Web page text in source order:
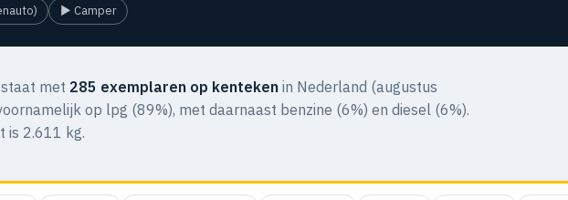
▶ Camper
staat met 285 exemplaren op kenteken in Nederland (augustus
op lpg (89%), met daarnaast benzine (6%) en diesel (6%).
is 2.611 kg.